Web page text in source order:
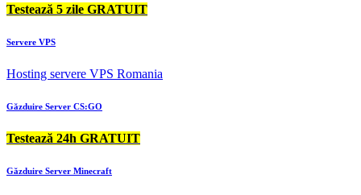
Testează 5 zile GRATUIT
Servere VPS
Hosting servere VPS Romania
Găzduire Server CS:GO
Testează 24h GRATUIT
Găzduire Server Minecraft